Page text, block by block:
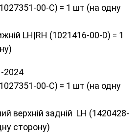
00-C) = 1 шт (на одну
LH|RH (1021416-00-D) = 1
2024
00-C) = 1 шт (на одну
верхній задній LH (1420428-
сторону)